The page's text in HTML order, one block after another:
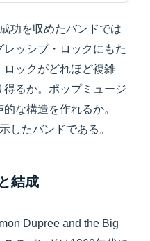
功を収めたバンドでは
ッシブ・ロックにもた
ロックがどれほど複雑
るか。ポップミュージ
な構造を作れるか。
したバンドである。
結成
Dupree and the Big